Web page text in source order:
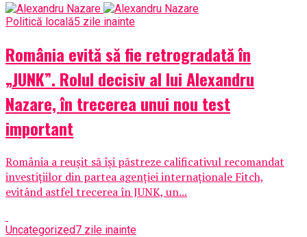
Politică locală5 zile inainte
România evită să fie retrogradată în
„JUNK”. Rolul decisiv al lui Alexandru
Nazare, în trecerea unui nou test
important
România a reușit să își păstreze calificativul recomandat
investițiilor din partea agenției internaționale Fitch,
evitând astfel trecerea în JUNK, un...
Uncategorized7 zile inainte